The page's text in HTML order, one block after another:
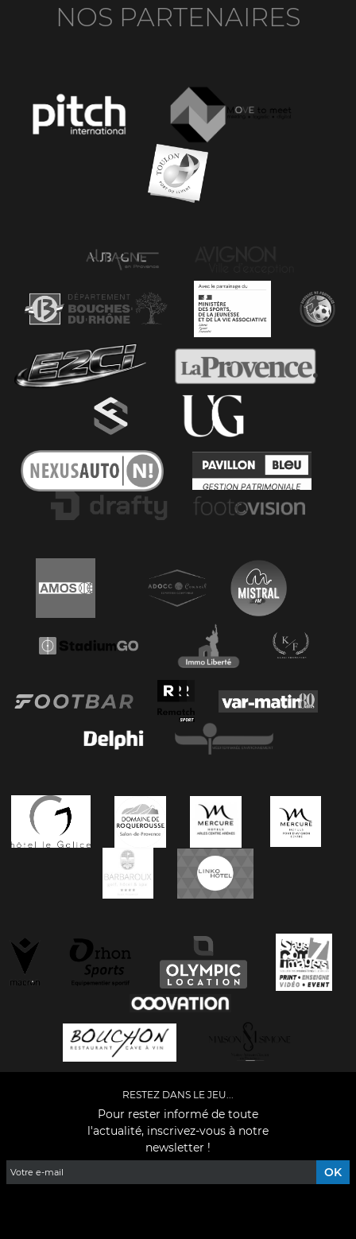
NOS PARTENAIRES
RESTEZ DANS LE JEU...
Pour rester informé de toute
l'actualité, inscrivez-vous à notre
newsletter !